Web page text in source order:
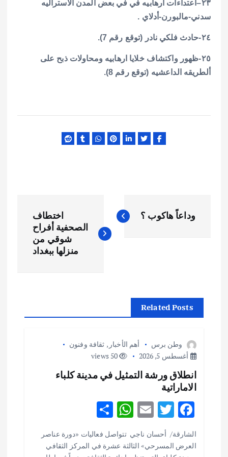
٢٣–اعتداءات ارهابيه في في بعض المدن الاستراليه
سدني-مالبورن-أدلاي .
٢٤-حادث فلكي نادر (توقع رقم 7).
٢٥-ظهور واكتشاف خلايا ارهابيه ومحاولات ذبح على
ألطريقه الداعشيه (توقع رقم 8).
وداعاً هاكوب ؟
اختطاف
الصحفية أفراح
شوقي من
منزلها ببغداد
Related Posts
وطن برس أهم الأخبار , ثقافة وفنون
أغسطس 5, 2026
50 views
انطلاق ورشة التمثيل في مدينة كلباء
الاماراتية
F
ac
e
T
w
it
E
ai
W
h
at
h
ar
الشارقة/ أحسان ناجي تتواصل فعاليات «دورة عناصر
العرض المسرحي» الثالثة عشرة في المركز الثقافي